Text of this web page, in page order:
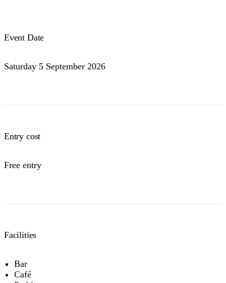
Event Date
Saturday 5 September 2026
Entry cost
Free entry
Facilities
Bar
Café